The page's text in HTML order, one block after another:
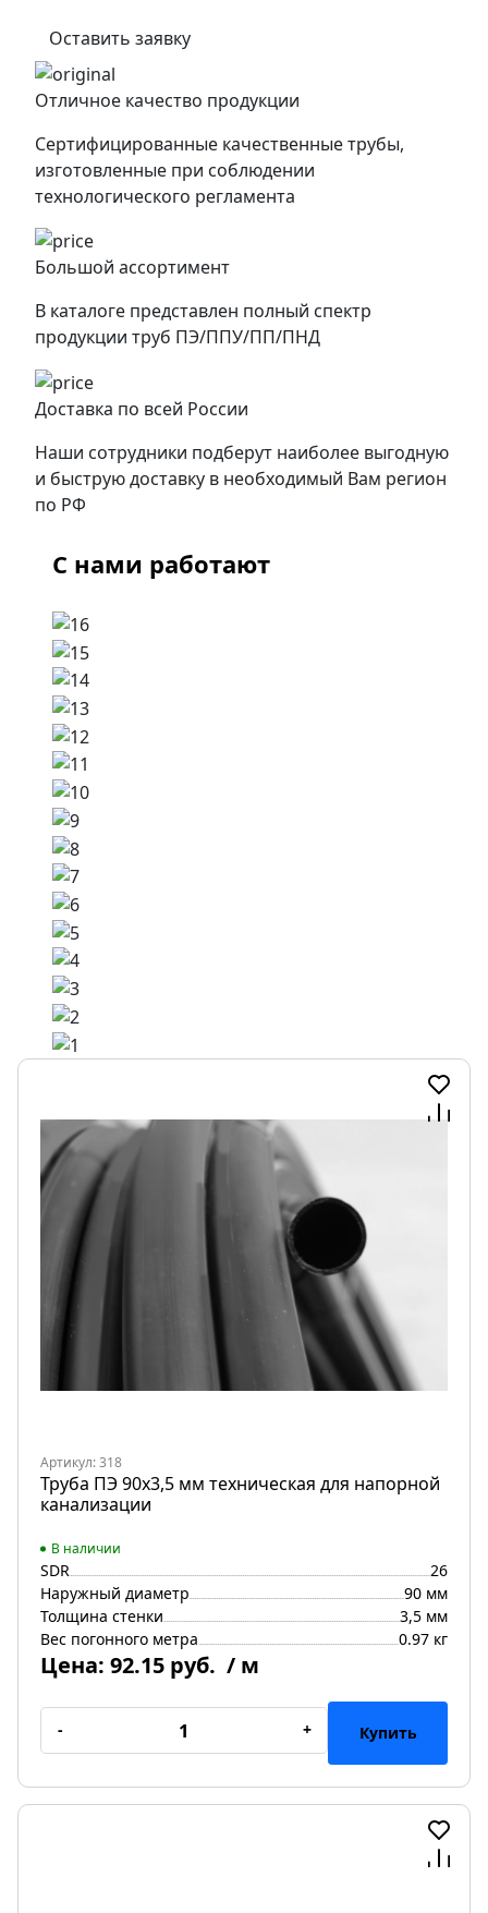
Оставить заявку
Отличное качество продукции
Сертифицированные качественные трубы,
изготовленные при соблюдении
технологического регламента
Большой ассортимент
В каталоге представлен полный спектр
продукции труб ПЭ/ППУ/ПП/ПНД
Доставка по всей России
Наши сотрудники подберут наиболее выгодную
и быструю доставку в необходимый Вам регион
по РФ
С нами работают
Артикул: 318
Труба ПЭ 90х3,5 мм техническая для напорной
канализации
В наличии
SDR
26
Наружный диаметр
90 мм
Толщина стенки
3,5 мм
Вес погонного метра
0.97 кг
Цена: 92.15 руб. / м
- + Купить